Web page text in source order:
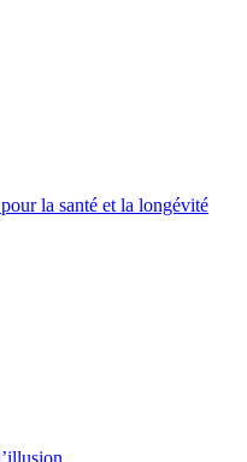
la santé et la longévité